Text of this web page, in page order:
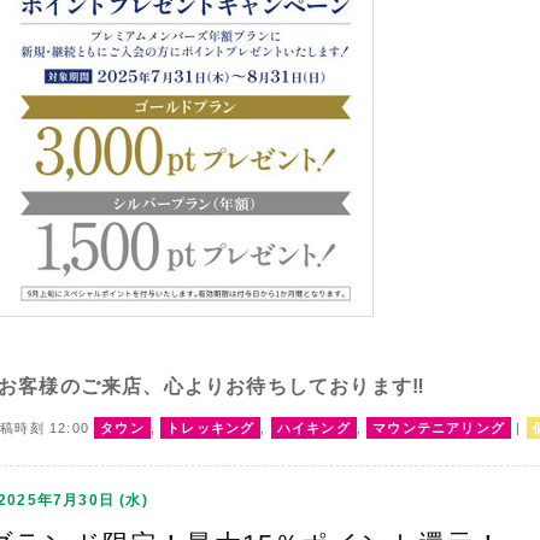
客様のご来店、心よりお待ちしております‼️
時刻 12:00 タウン トレッキング ハイキング マウンテニアリング |
年7月30日 (水)